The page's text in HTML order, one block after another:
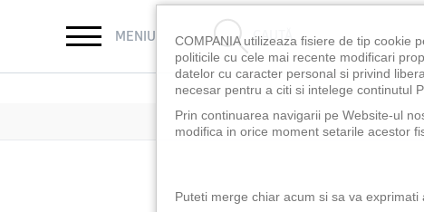
MENIU CAUTĂ
COMPANIA utilizeaza fisiere de tip cookie
politicile cu cele mai recente modificari
datelor cu caracter personal si privind
necesar pentru a citi si intelege continutul
Prin continuarea navigarii pe Website-ul
modifica in orice moment setarile acestor
Puteti merge chiar acum si sa va